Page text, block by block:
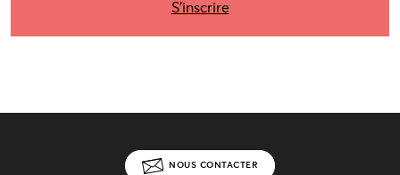
S’inscrire
NOUS CONTACTER